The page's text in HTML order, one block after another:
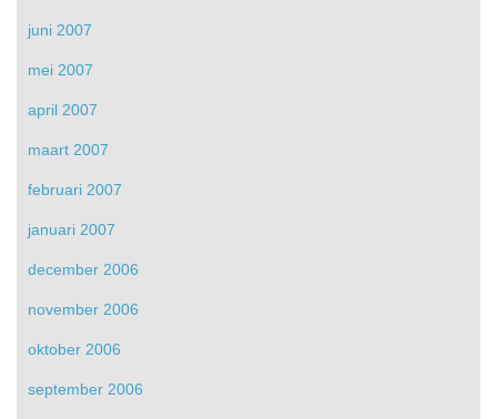
juni 2007
mei 2007
april 2007
maart 2007
februari 2007
januari 2007
december 2006
november 2006
oktober 2006
september 2006